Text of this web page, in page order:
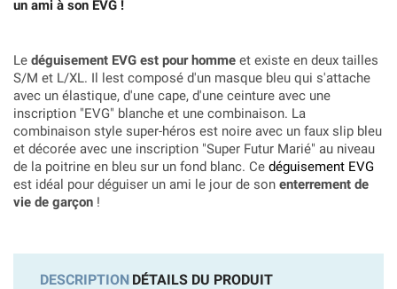
un ami à son EVG !
Le déguisement EVG est pour homme et existe en deux tailles
S/M et L/XL. Il lest composé d'un masque bleu qui s'attache
avec un élastique, d'une cape, d'une ceinture avec une
inscription "EVG" blanche et une combinaison. La
combinaison style super-héros est noire avec un faux slip bleu
et décorée avec une inscription "Super Futur Marié" au niveau
de la poitrine en bleu sur un fond blanc. Ce déguisement EVG
est idéal pour déguiser un ami le jour de son enterrement de
vie de garçon !
DESCRIPTION DÉTAILS DU PRODUIT